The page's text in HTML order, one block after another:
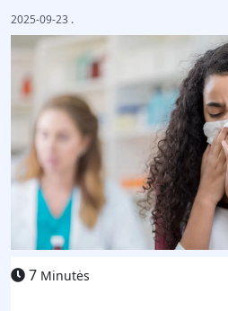
2025-09-23 .
7 Minutės